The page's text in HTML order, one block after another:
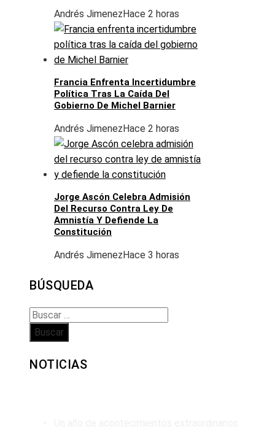
Andrés JimenezHace 2 horas
Francia Enfrenta Incertidumbre
Política Tras La Caída Del
Gobierno De Michel Barnier
Andrés JimenezHace 2 horas
Jorge Ascón Celebra Admisión
Del Recurso Contra Ley De
Amnistía Y Defiende La
Constitución
Andrés JimenezHace 3 horas
BÚSQUEDA
Buscar:
NOTICIAS